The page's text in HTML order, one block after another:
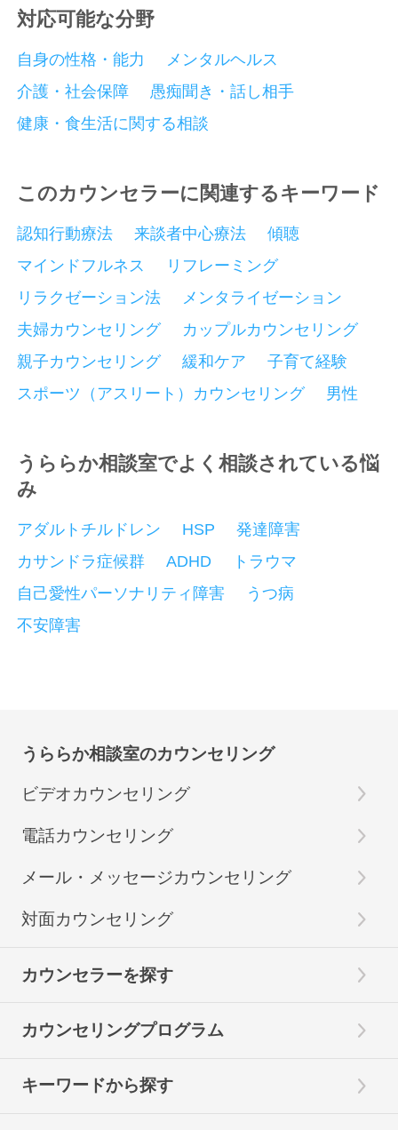
対応可能な分野
自身の性格・能力
メンタルヘルス
介護・社会保障
愚痴聞き・話し相手
健康・食生活に関する相談
このカウンセラーに関連するキーワード
認知行動療法 来談者中心療法
傾聴
マインドフルネス
リフレーミング
リラクゼーション法
メンタライゼーション
夫婦カウンセリング
カップルカウンセリング
親子カウンセリング
緩和ケア
子育て経験
スポーツ（アスリート）カウンセリング
男性
うららか相談室でよく相談されている悩
み
アダルトチルドレン HSP
発達障害
カサンドラ症候群
ADHD
トラウマ
自己愛性パーソナリティ障害
うつ病
不安障害
うららか相談室のカウンセリング
ビデオカウンセリング
電話カウンセリング
メール・メッセージカウンセリング
対面カウンセリング
カウンセラーを探す
カウンセリングプログラム
キーワードから探す